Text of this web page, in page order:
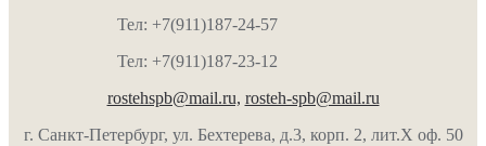
Тел: +7(911)187-24-57
Тел: +7(911)187-23-12
rostehspb@mail.ru, rosteh-spb@mail.ru
г. Санкт-Петербург, ул. Бехтерева, д.3, корп. 2, лит.Х оф. 50